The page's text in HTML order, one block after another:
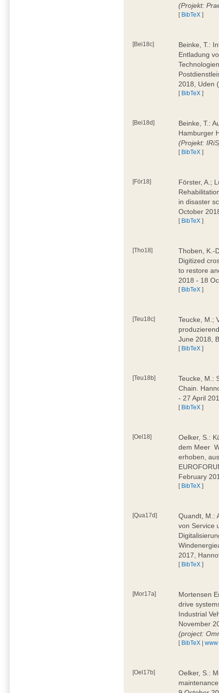
(Projekt:
[ BibTeX ]
[Bei18c]
Beinke, T.:
Entladung
2018, Uden
[ BibTeX ]
[Bei18d]
Beinke, T.:
Hamburger
(Projekt:
[ BibTeX ]
[För18]
Förster, A.;
in disaster
October
[ BibTeX ]
[Tho18]
Thoben, K.-
Digitized
to restore
2018 - 18
[ BibTeX ]
[Teu18c]
Teucke, M.;
June 2018,
[ BibTeX ]
[Teu18b]
Teucke, M.:
Chain.
- 27 April
[ BibTeX ]
[Oel18]
Oelker, S.:
dem Meer 
erhoben,
February
[ BibTeX ]
[Qua17d]
Quandt, M.:
von Service
2017,
[ BibTeX ]
[Mor17a]
Mortensen
drive
Industrial
November
(project:
[ BibTeX |www
[Oel17b]
Oelker, S.: